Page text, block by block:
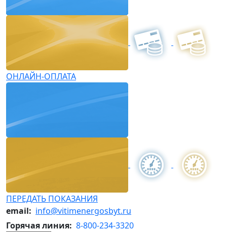
ОНЛАЙН-ОПЛАТА
ПЕРЕДАТЬ ПОКАЗАНИЯ
email: info@vitimenergosbyt.ru
Горячая линия: 8-800-234-3320